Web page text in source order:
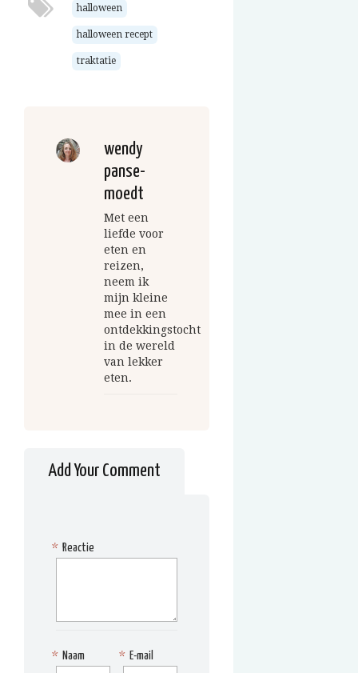
halloween
halloween recept
traktatie
wendy
panse-
moedt
Met een
liefde voor
eten en
reizen,
neem ik
mijn kleine
mee in een
ontdekkingstocht
in de wereld
van lekker
eten.
Add Your Comment
Reactie
*
Naam
* E-mail
*